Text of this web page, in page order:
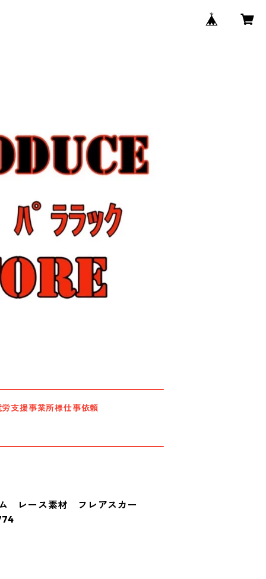
労支援事業所様仕事依頼
レース素材 フレアスカー